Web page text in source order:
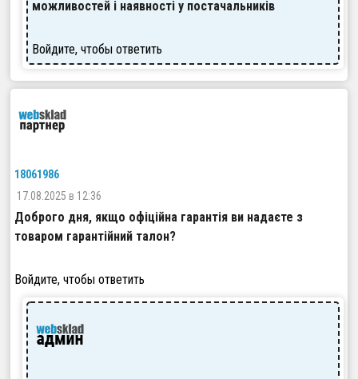
можливостей і наявності у постачальників
Войдите, чтобы ответить
18061986
17.08.2025 в 12:36
Доброго дня, якщо офіційна гарантія ви надаєте з
товаром гарантійний талон?
Войдите, чтобы ответить